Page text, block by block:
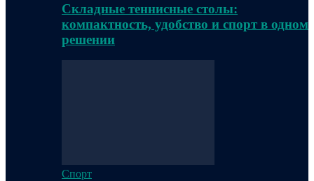
Складные теннисные столы:
компактность, удобство и спорт в одном
решении
Спорт